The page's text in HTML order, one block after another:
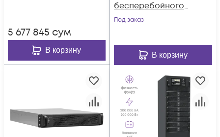
5 677 845 сум
В корзину
бесперебойного
питания серии СМ
Под заказ
В корзину